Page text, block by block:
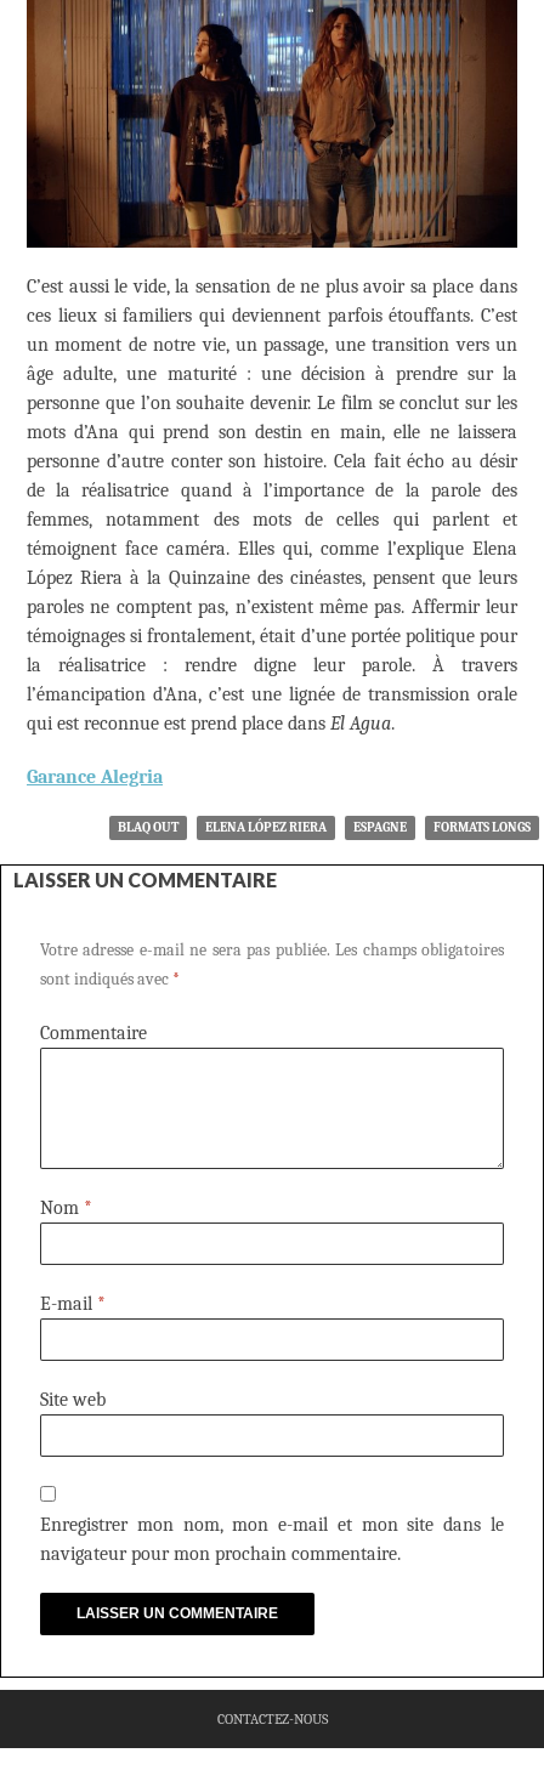
C’est aussi le vide, la sensation de ne plus avoir sa place dans
ces lieux si familiers qui deviennent parfois étouffants. C’est
un moment de notre vie, un passage, une transition vers un
âge adulte, une maturité : une décision à prendre sur la
personne que l’on souhaite devenir. Le film se conclut sur les
mots d’Ana qui prend son destin en main, elle ne laissera
personne d’autre conter son histoire. Cela fait écho au désir
de la réalisatrice quand à l’importance de la parole des
femmes, notamment des mots de celles qui parlent et
témoignent face caméra. Elles qui, comme l’explique Elena
López Riera à la Quinzaine des cinéastes, pensent que leurs
paroles ne comptent pas, n’existent même pas. Affermir leur
témoignages si frontalement, était d’une portée politique pour
la réalisatrice : rendre digne leur parole. À travers
l’émancipation d’Ana, c’est une lignée de transmission orale
qui est reconnue est prend place dans El Agua.
Garance Alegria
BLAQ OUT ELENA LÓPEZ RIERA ESPAGNE FORMATS LONGS
LAISSER UN COMMENTAIRE
Votre adresse e-mail ne sera pas publiée. Les champs obligatoires
sont indiqués avec *
Commentaire
Nom *
E-mail *
Site web
Enregistrer mon nom, mon e-mail et mon site dans le
navigateur pour mon prochain commentaire.
CONTACTEZ-NOUS